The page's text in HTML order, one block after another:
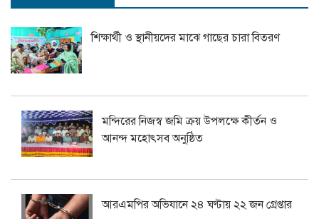
শিক্ষার্থী ও স্থানীয়দের মাঝে গাছের চারা বিতরণ
মন্দিরের নিজস্ব জমি ক্রয় উপলক্ষে কীর্তন ও
আনন্দ মহোৎসব অনুষ্ঠিত
আরএমপির অভিযানে ২৪ ঘণ্টায় ২২ জন গ্রেপ্তার